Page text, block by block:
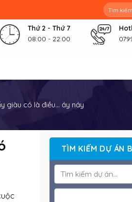
Tìm
kiếm:
Thứ 2 - Thứ 7
08:00 - 22:00
giàu có là điều… áy náy
TÌM KIẾM DỰ ÁN